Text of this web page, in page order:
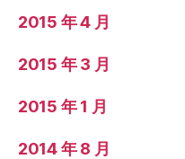
2015 年 4 月
2015 年 3 月
2015 年 1 月
2014 年 8 月